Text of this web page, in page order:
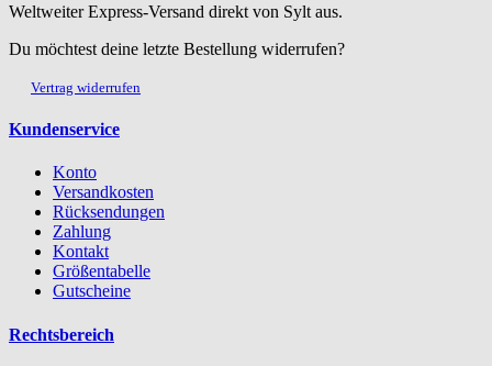
Weltweiter Express-Versand direkt von Sylt aus.
Du möchtest deine letzte Bestellung widerrufen?
Vertrag widerrufen
Kundenservice
Konto
Versandkosten
Rücksendungen
Zahlung
Kontakt
Größentabelle
Gutscheine
Rechtsbereich